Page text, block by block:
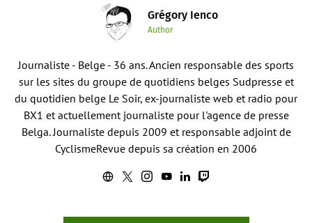
Grégory Ienco
Author
Journaliste - Belge - 36 ans. Ancien responsable des sports
sur les sites du groupe de quotidiens belges Sudpresse et
du quotidien belge Le Soir, ex-journaliste web et radio pour
BX1 et actuellement journaliste pour l'agence de presse
Belga. Journaliste depuis 2009 et responsable adjoint de
CyclismeRevue depuis sa création en 2006